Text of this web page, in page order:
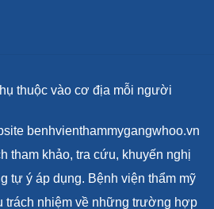
benhvienthammygangwhoo.vn
tham khảo, tra cứu, khuyến nghị
tự ý áp dụng. Bệnh viện thẩm mỹ